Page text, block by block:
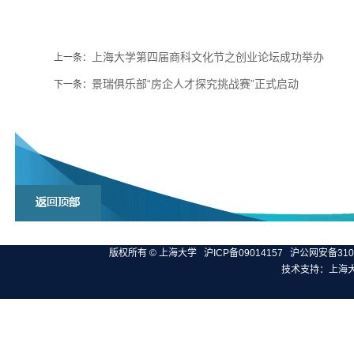
上一条： 上海大学第四届商科文化节之创业论坛成功举办
下一条： 景瑞俱乐部“房企人才探究挑战赛”正式启动
版权所有 © 上海大学 沪ICP备09014157
沪公网安备
技术支持：上海